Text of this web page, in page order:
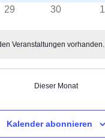
29 30 1
Veranstaltungen vorhanden.
Dieser Monat
Kalender abonnieren